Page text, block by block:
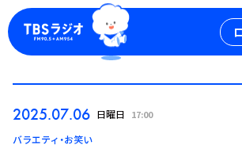
ログイン
2025.07.06 日曜日 17:00
バラエティ・お笑い